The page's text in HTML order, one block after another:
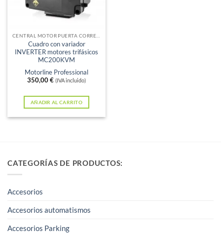
CENTRAL MOTOR PUERTA CORREDERA
Cuadro con variador
INVERTER motores trifásicos
MC200KVM
Motorline Professional
350,00€ (IVA incluido)
AÑADIR AL CARRITO
CATEGORÍAS DE PRODUCTOS:
Accesorios
Accesorios automatismos
Accesorios Parking